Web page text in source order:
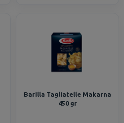
Barilla Tagliatelle Makarna
450 gr